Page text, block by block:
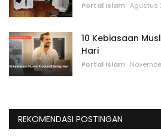
Portal Islam Agustus
10 Kebiasaan
Hari
Portal Islam
REKOMENDASI POSTINGAN